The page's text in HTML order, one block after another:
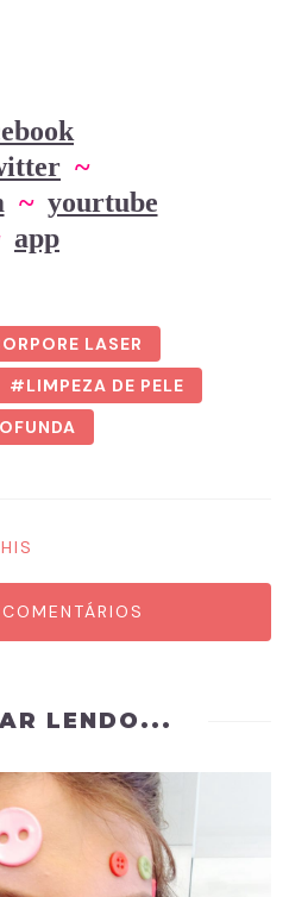
~
~ yourtube
app
LASER
LIMPEZA DE PELE
LENDO...